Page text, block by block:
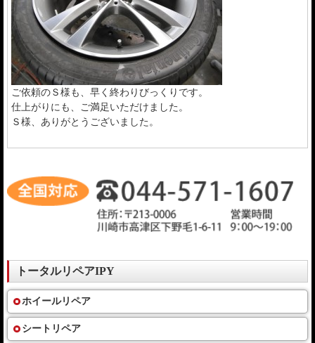
ご依頼のＳ様も、早く終わりびっくりです。
仕上がりにも、ご満足いただけました。
Ｓ様、ありがとうございました。
トータルリペアIPY
ホイールリペア
シートリペア